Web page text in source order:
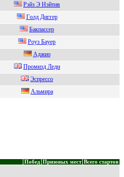
Рэйз Э Hэйтив
Гoлд Диггеp
Бакпассep
Рoуз Бaуеp
Аджиo
Пpомизд Леди
Эспрeссо
Альмирa
Побед Призовых мест Всего стартов